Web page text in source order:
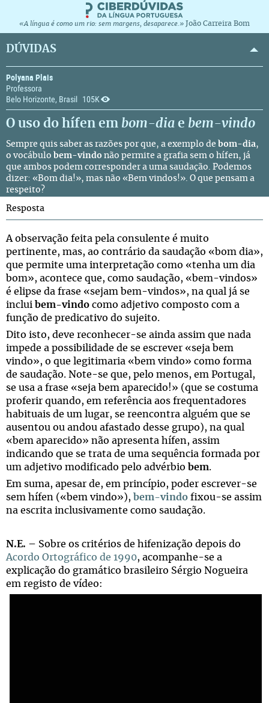
«A língua é como um rio: sem margens, desaparece.» João Carreira Bom
DÚVIDAS
Polyana Plais
Professora
Belo Horizonte, Brasil
105K
O uso do hífen em bom-dia e bem-vindo
Sempre quis saber as razões por que, a exemplo de bom-dia,
o vocábulo bem-vindo não permite a grafia sem o hífen, já
que ambos podem corresponder a uma saudação. Podemos
dizer: «Bom dia!», mas não «Bem vindos!». O que pensam a
respeito?
Resposta
A observação feita pela consulente é muito
pertinente, mas, ao contrário da saudação «bom dia»,
que permite uma interpretação como «tenha um dia
bom», acontece que, como saudação, «bem-vindos»
é elipse da frase «sejam bem-vindos», na qual já se
inclui bem-vindo como adjetivo composto com a
função de predicativo do sujeito.
Dito isto, deve reconhecer-se ainda assim que nada
impede a possibilidade de se escrever «seja bem
vindo», o que legitimaria «bem vindo» como forma
de saudação. Note-se que, pelo menos, em Portugal,
se usa a frase «seja bem aparecido!» (que se costuma
proferir quando, em referência aos frequentadores
habituais de um lugar, se reencontra alguém que se
ausentou ou andou afastado desse grupo), na qual
«bem aparecido» não apresenta hífen, assim
indicando que se trata de uma sequência formada por
um adjetivo modificado pelo advérbio bem.
Em suma, apesar de, em princípio, poder escrever-se
sem hífen («bem vindo»), bem-vindo fixou-se assim
na escrita inclusivamente como saudação.
N.E. – Sobre os critérios de hifenização depois do
Acordo Ortográfico de 1990, acompanhe-se a
explicação do gramático brasileiro Sérgio Nogueira
em registo de vídeo: